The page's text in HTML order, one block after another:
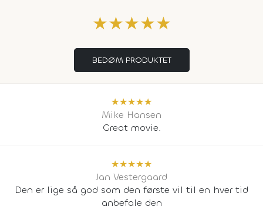
★★★★★
BEDØM PRODUKTET
★★★★★
Mike Hansen
Great movie.
★★★★★
Jan Vestergaard
Den er lige så god som den første vil til en hver tid
anbefale den